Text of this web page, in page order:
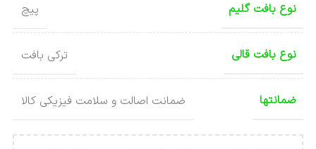
نوع بافت گلیم پیچ
نوع بافت قالی ترکی بافت
ضمانتها ضمانت اصالت و سلامت فیزیکی کالا